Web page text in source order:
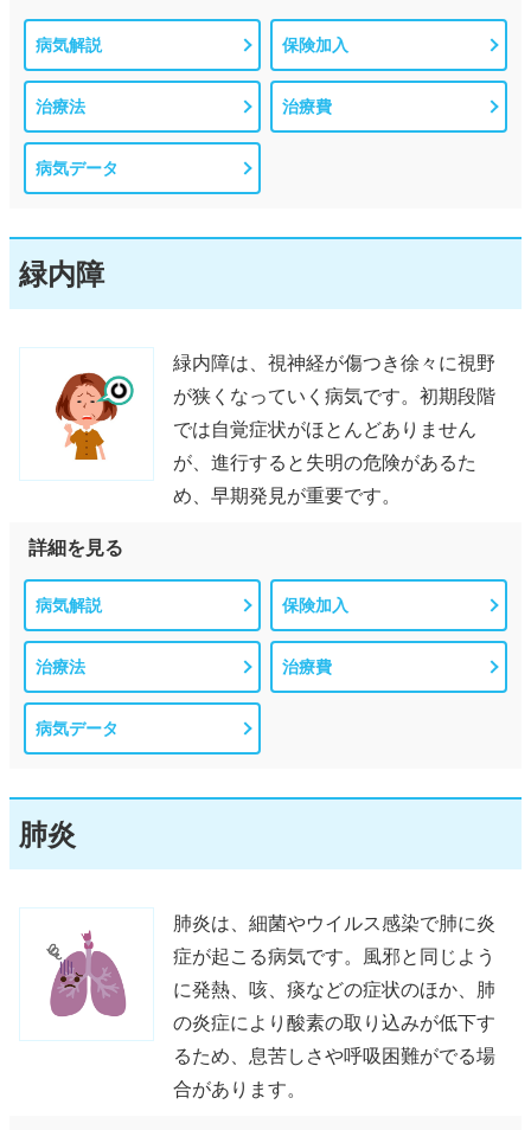
病気解説 保険加入
治療法 治療費
病気データ
緑内障
緑内障は、視神経が傷つき徐々に視野
が狭くなっていく病気です。初期段階
では自覚症状がほとんどありません
が、進行すると失明の危険があるた
め、早期発見が重要です。
詳細を見る
病気解説 保険加入
治療法 治療費
病気データ
肺炎
肺炎は、細菌やウイルス感染で肺に炎
症が起こる病気です。風邪と同じよう
に発熱、咳、痰などの症状のほか、肺
の炎症により酸素の取り込みが低下す
るため、息苦しさや呼吸困難がでる場
合があります。